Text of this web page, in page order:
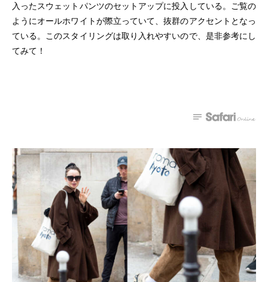
入ったスウェットパンツのセットアップに投入している。ご覧の
ようにオールホワイトが際立っていて、抜群のアクセントとなっ
ている。このスタイリングは取り入れやすいので、是非参考にし
てみて！